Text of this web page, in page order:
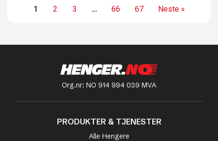
1 2 3 … 66 67 Neste »
Org.nr: NO 914 994 039 MVA
PRODUKTER & TJENESTER
Alle Hengere